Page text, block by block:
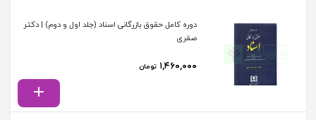
دوره کامل حقوق بازرگانی اسناد (جلد اول و دوم) | دکتر
صقری
۱,۴۶۰,۰۰۰ تومان